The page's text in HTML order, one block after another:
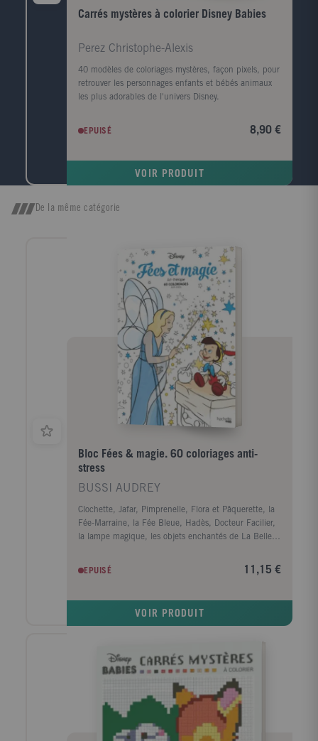
Carrés mystères à colorier Disney Babies
Perez Christophe-Alexis
40 modèles de coloriages mystères, façon pixels, pour
retrouver les personnages enfants et bébés animaux
les plus adorables de l'univers Disney.
EPUISÉ 8,90 €
VOIR PRODUIT
De la même catégorie
Bloc Fées & magie. 60 coloriages anti-
stress
BUSSI AUDREY
Clochette, Jafar, Pimprenelle, Flora et Pâquerette, la
Fée-Marraine, la Fée Bleue, Hadès, Docteur Facilier,
la lampe magique, les objets enchantés de La Belle
d'animation Disney. Redécouvrez les sorciers, les fées
EPUISÉ 11,15 €
VOIR PRODUIT